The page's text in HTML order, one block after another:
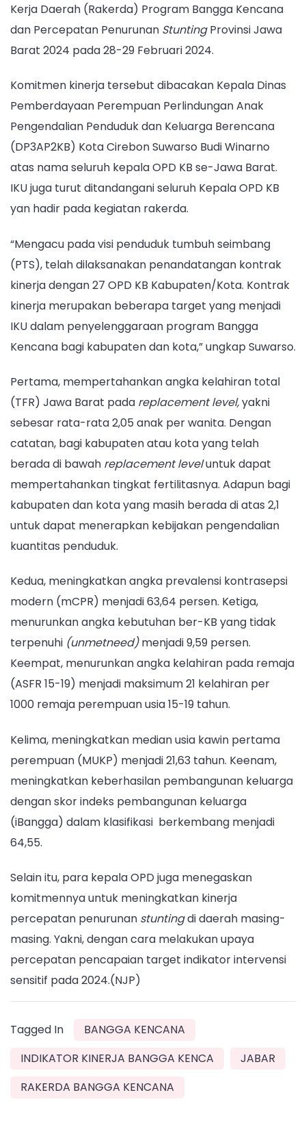
Kerja Daerah (Rakerda) Program Bangga Kencana
dan Percepatan Penurunan StuntingProvinsi Jawa
Barat 2024 pada 28-29 Februari 2024.
Komitmen kinerja tersebut dibacakan Kepala Dinas
Pemberdayaan Perempuan Perlindungan Anak
Pengendalian Penduduk dan Keluarga Berencana
(DP3AP2KB) Kota Cirebon Suwarso Budi Winarno
atas nama seluruh kepala OPD KB se-Jawa Barat.
IKU juga turut ditandangani seluruh Kepala OPD KB
yan hadir pada kegiatan rakerda.
“Mengacu pada visi penduduk tumbuh seimbang
(PTS), telah dilaksanakan penandatangan kontrak
kinerja dengan 27 OPD KB Kabupaten/Kota. Kontrak
kinerja merupakan beberapa target yang menjadi
IKU dalam penyelenggaraan program Bangga
Kencana bagi kabupaten dan kota,” ungkap Suwarso.
Pertama, mempertahankan angka kelahiran total
(TFR) Jawa Barat pada replacement level,yakni
sebesar rata-rata 2,05 anak per wanita. Dengan
catatan, bagi kabupaten atau kota yang telah
berada di bawah replacement leveluntuk dapat
mempertahankan tingkat fertilitasnya. Adapun bagi
kabupaten dan kota yang masih berada di atas 2,1
untuk dapat menerapkan kebijakan pengendalian
kuantitas penduduk.
Kedua, meningkatkan angka prevalensi kontrasepsi
modern (mCPR) menjadi 63,64 persen. Ketiga,
menurunkan angka kebutuhan ber-KB yang tidak
terpenuhi (unmetneed)menjadi 9,59 persen.
Keempat, menurunkan angka kelahiran pada remaja
(ASFR 15-19) menjadi maksimum 21 kelahiran per
1000 remaja perempuan usia 15-19 tahun.
Kelima, meningkatkan median usia kawin pertama
perempuan (MUKP) menjadi 21,63 tahun. Keenam,
meningkatkan keberhasilan pembangunan keluarga
dengan skor indeks pembangunan keluarga
(iBangga) dalam klasifikasi berkembang menjadi
64,55.
Selain itu, para kepala OPD juga menegaskan
komitmennya untuk meningkatkan kinerja
percepatan penurunan stuntingdi daerah masing-
masing. Yakni, dengan cara melakukan upaya
percepatan pencapaian target indikator intervensi
sensitif pada 2024.(NJP)
Tagged In
BANGGA KENCANA
INDIKATOR KINERJA BANGGA KENCA
JABAR
RAKERDA BANGGA KENCANA